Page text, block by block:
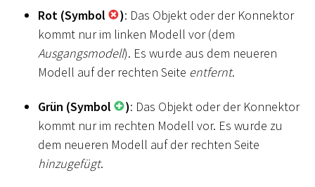
Rot (Symbol ): Das Objekt oder der Konnektor
kommt nur im linken Modell vor (dem
Ausgangsmodell). Es wurde aus dem neueren
Modell auf der rechten Seite entfernt.
Grün (Symbol ): Das Objekt oder der Konnektor
kommt nur im rechten Modell vor. Es wurde zu
dem neueren Modell auf der rechten Seite
hinzugefügt.